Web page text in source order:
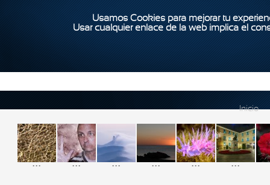
Usamos Cookies para mejorar tu
Usar cualquier enlace de la web implica el
Inicio
... ... ... ... ... ...